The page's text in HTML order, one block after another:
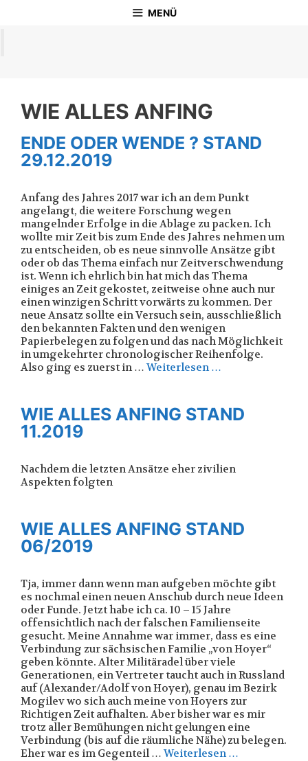
MENÜ
WIE ALLES ANFING
ENDE ODER WENDE ? STAND
29.12.2019
Anfang des Jahres 2017 war ich an dem Punkt
angelangt, die weitere Forschung wegen
mangelnder Erfolge in die Ablage zu packen. Ich
wollte mir Zeit bis zum Ende des Jahres nehmen um
zu entscheiden, ob es neue sinnvolle Ansätze gibt
oder ob das Thema einfach nur Zeitverschwendung
ist. Wenn ich ehrlich bin hat mich das Thema
einiges an Zeit gekostet, zeitweise ohne auch nur
einen winzigen Schritt vorwärts zu kommen. Der
neue Ansatz sollte ein Versuch sein, ausschließlich
den bekannten Fakten und den wenigen
Papierbelegen zu folgen und das nach Möglichkeit
in umgekehrter chronologischer Reihenfolge.
Also ging es zuerst in …Weiterlesen …
WIE ALLES ANFING STAND
11.2019
Nachdem die letzten Ansätze eher zivilien
Aspekten folgten
WIE ALLES ANFING STAND
06/2019
Tja, immer dann wenn man aufgeben möchte gibt
es nochmal einen neuen Anschub durch neue Ideen
oder Funde. Jetzt habe ich ca. 10 – 15 Jahre
offensichtlich nach der falschen Familienseite
gesucht. Meine Annahme war immer, dass es eine
Verbindung zur sächsischen Familie „von Hoyer“
geben könnte. Alter Militäradel über viele
Generationen, ein Vertreter taucht auch in Russland
auf (Alexander/Adolf von Hoyer), genau im Bezirk
Mogilev wo sich auch meine von Hoyers zur
Richtigen Zeit aufhalten. Aber bisher war es mir
trotz aller Bemühungen nicht gelungen eine
Verbindung (bis auf die räumliche Nähe) zu belegen.
Eher war es im Gegenteil …Weiterlesen …